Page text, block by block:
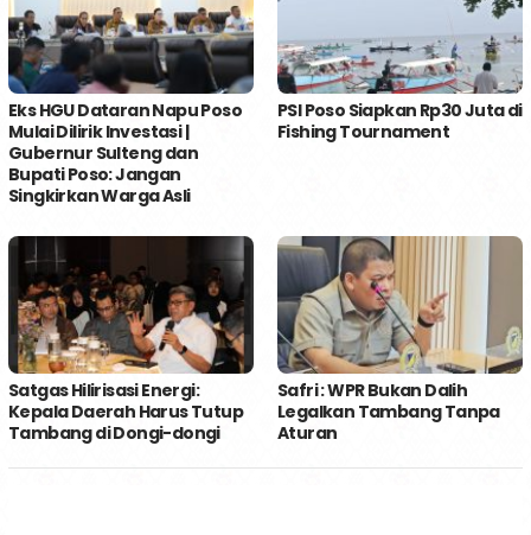
Eks HGU Dataran Napu Poso
Mulai Dilirik Investasi |
Gubernur Sulteng dan
Bupati Poso: Jangan
Singkirkan Warga Asli
PSI Poso Siapkan Rp30 Juta di
Fishing Tournament
Satgas Hilirisasi Energi:
Kepala Daerah Harus Tutup
Tambang di Dongi-dongi
Safri : WPR Bukan Dalih
Legalkan Tambang Tanpa
Aturan